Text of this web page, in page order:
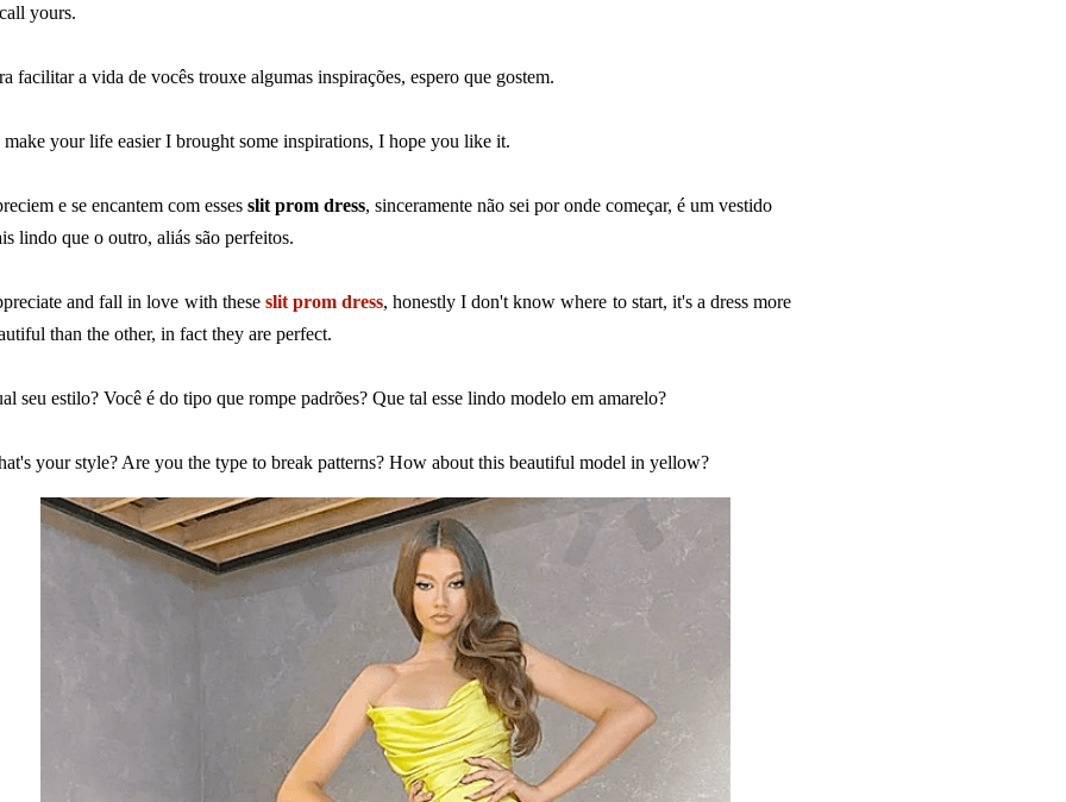
yours.
facilitar a vida de vocês trouxe algumas inspirações, espero que gostem.
make your life easier I brought some inspirations, I hope you like it.
e se encantem com esses slit prom dress, sinceramente não sei por onde começar, é um vestido
lindo que o outro, aliás são perfeitos.
and fall in love with these slit prom dress, honestly I don't know where to start, it's a dress more
than the other, in fact they are perfect.
seu estilo? Você é do tipo que rompe padrões? Que tal esse lindo modelo em amarelo?
your style? Are you the type to break patterns? How about this beautiful model in yellow?